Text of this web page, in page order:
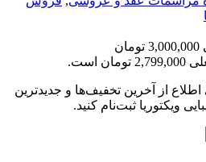
قیمت اصلی 3,000,000 تومان
است.
از آخرین تخفیف‌ها و جدیدترین
ویکتوریا ثبت‌نام کنید.